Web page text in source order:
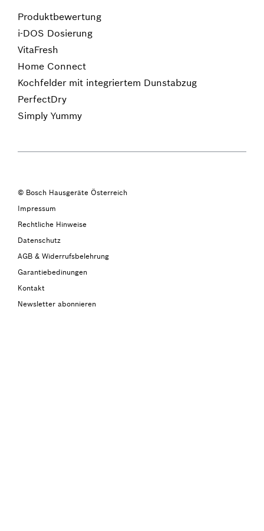
Produktbewertung
i-DOS Dosierung
VitaFresh
Home Connect
Kochfelder mit integriertem Dunstabzug
PerfectDry
Simply Yummy
© Bosch Hausgeräte Österreich
Impressum
Rechtliche Hinweise
Datenschutz
AGB & Widerrufsbelehrung
Garantiebedinungen
Kontakt
Newsletter abonnieren